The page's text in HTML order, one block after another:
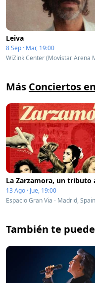
Leiva
8 Sep · Mar, 19:00
Más Conciertos
13 Ago · Jue, 19:00
Espacio Gran Via - Madrid, Spain
También te